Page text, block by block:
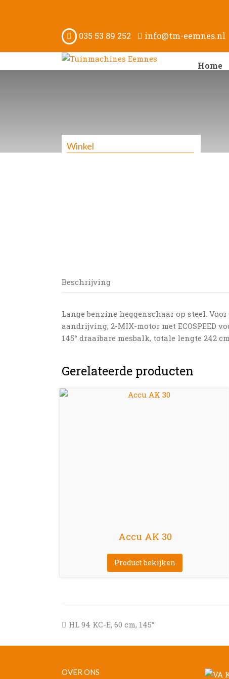
035 53 89 252 info@tm-eemnes.nl
Home
Winkel
Beschrijving
Lange benzine heggenschaar op steel.
aandrijving, 2-MIX-motor met ECOSPEED
145° draaibare mesbalk, totale lengte 242 cm.
Gerelateerde producten
Accu AK 30
Product bekijken
previous
HL 94 KC-E, 60 cm, 145°
OVER ONS